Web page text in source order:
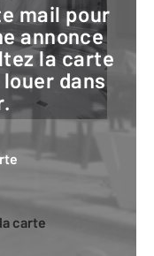
annonce
la carte
dans
carte